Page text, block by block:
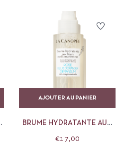
AJOUTER AU PANIER
BRUME HYDRATANTE AUX
MÉDITERRANÉENNES LA
€17,00